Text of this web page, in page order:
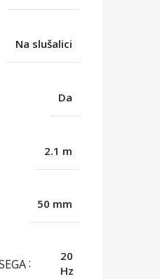
Na slušalici
Da
2.1 m
50 mm
20
Hz